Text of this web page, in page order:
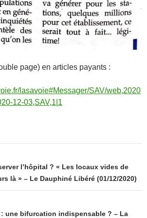
page) en articles payants :
lasavoie#Messager/SAV/web,2020
12-03,SAV,1|1
l’hôpital ? « Les locaux vides de
là » – Le Dauphiné Libéré (01/12/2020)
une bifurcation indispensable ? – La